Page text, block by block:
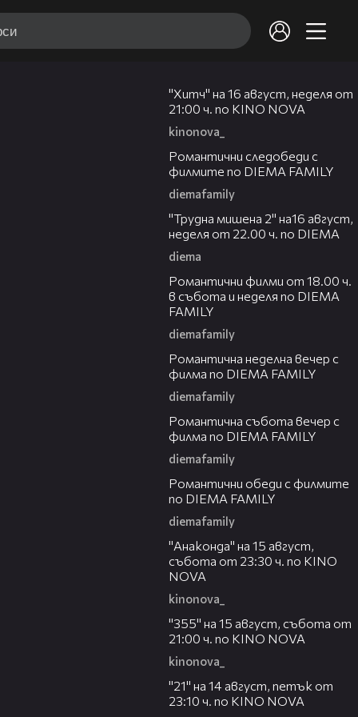
"Хитч" на 16 август, неделя от
21:00 ч. по KINO NOVA
kinonova_
Романтични следобеди с
филмите по DIEMA FAMILY
diemafamily
"Трудна мишена 2" на16 август,
неделя от 22.00 ч. по DIEMA
diema
Романтични филми от 18.00 ч.
в събота и неделя по DIEMA
FAMILY
diemafamily
Романтичнa неделна вечер с
филма по DIEMA FAMILY
diemafamily
Романтичнa събота вечер с
филма по DIEMA FAMILY
diemafamily
Романтични обеди с филмите
по DIEMA FAMILY
diemafamily
"Анаконда" на 15 август,
събота от 23:30 ч. по KINO
NOVA
kinonova_
"355" на 15 август, събота от
21:00 ч. по KINO NOVA
kinonova_
"21" на 14 август, петък от
23:10 ч. по KINO NOVA